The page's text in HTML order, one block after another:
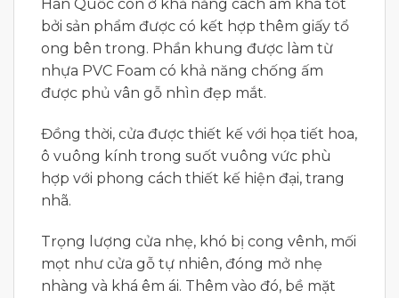
Hàn Quốc còn ở khả năng cách âm khá tốt
bởi sản phẩm được có kết hợp thêm giấy tổ
ong bên trong. Phần khung được làm từ
nhựa PVC Foam có khả năng chống ấm
được phủ vân gỗ nhìn đẹp mắt.
Đồng thời, cửa được thiết kế với họa tiết hoa,
ô vuông kính trong suốt vuông vức phù
hợp với phong cách thiết kế hiện đại, trang
nhã.
Trọng lượng cửa nhẹ, khó bị cong vênh, mối
mọt như cửa gỗ tự nhiên, đóng mở nhẹ
nhàng và khá êm ái. Thêm vào đó, bề mặt